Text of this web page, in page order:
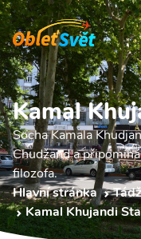
Kamal
Socha Kamala
Chudžand a
filozofa.
Hlavní stránka
Kamal Khujandi